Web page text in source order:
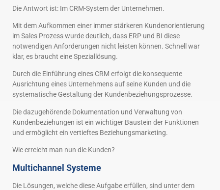
Die Antwort ist: Im CRM-System der Unternehmen.
Mit dem Aufkommen einer immer stärkeren Kundenorientierung
im Sales Prozess wurde deutlich, dass ERP und BI diese
notwendigen Anforderungen nicht leisten können. Schnell war
klar, es braucht eine Speziallösung.
Durch die Einführung eines CRM erfolgt die konsequente
Ausrichtung eines Unternehmens auf seine Kunden und die
systematische Gestaltung der Kundenbeziehungsprozesse.
Die dazugehörende Dokumentation und Verwaltung von
Kundenbeziehungen ist ein wichtiger Baustein der Funktionen
und ermöglicht ein vertieftes Beziehungsmarketing.
Wie erreicht man nun die Kunden?
Multichannel Systeme
Die Lösungen, welche diese Aufgabe erfüllen, sind unter dem